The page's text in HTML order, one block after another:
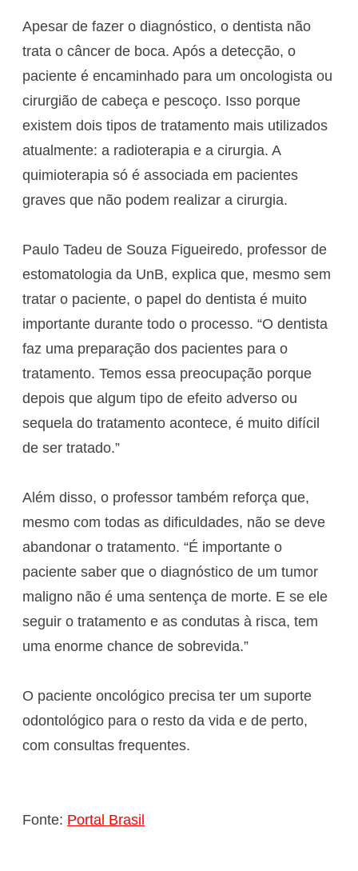
Apesar de fazer o diagnóstico, o dentista não
trata o câncer de boca. Após a detecção, o
paciente é encaminhado para um oncologista ou
cirurgião de cabeça e pescoço. Isso porque
existem dois tipos de tratamento mais utilizados
atualmente: a radioterapia e a cirurgia. A
quimioterapia só é associada em pacientes
graves que não podem realizar a cirurgia.
Paulo Tadeu de Souza Figueiredo, professor de
estomatologia da UnB, explica que, mesmo sem
tratar o paciente, o papel do dentista é muito
importante durante todo o processo. “O dentista
faz uma preparação dos pacientes para o
tratamento. Temos essa preocupação porque
depois que algum tipo de efeito adverso ou
sequela do tratamento acontece, é muito difícil
de ser tratado.”
Além disso, o professor também reforça que,
mesmo com todas as dificuldades, não se deve
abandonar o tratamento. “É importante o
paciente saber que o diagnóstico de um tumor
maligno não é uma sentença de morte. E se ele
seguir o tratamento e as condutas à risca, tem
uma enorme chance de sobrevida.”
O paciente oncológico precisa ter um suporte
odontológico para o resto da vida e de perto,
com consultas frequentes.
Fonte: Portal Brasil